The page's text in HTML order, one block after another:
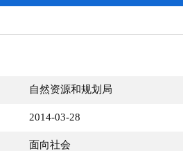
自然资源和规划局
2014-03-28
面向社会